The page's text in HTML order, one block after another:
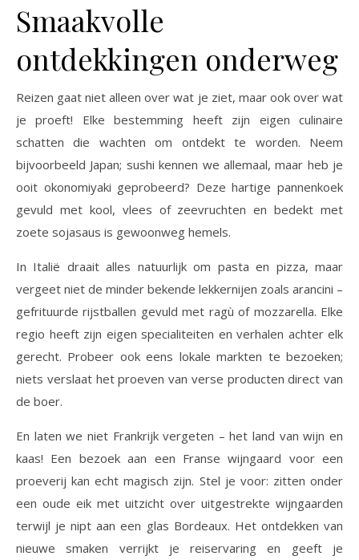
Smaakvolle
ontdekkingen onderweg
Reizen gaat niet alleen over wat je ziet, maar ook over wat
je proeft! Elke bestemming heeft zijn eigen culinaire
schatten die wachten om ontdekt te worden. Neem
bijvoorbeeld Japan; sushi kennen we allemaal, maar heb je
ooit okonomiyaki geprobeerd? Deze hartige pannenkoek
gevuld met kool, vlees of zeevruchten en bedekt met
zoete sojasaus is gewoonweg hemels.
In Italië draait alles natuurlijk om pasta en pizza, maar
vergeet niet de minder bekende lekkernijen zoals arancini –
gefrituurde rijstballen gevuld met ragù of mozzarella. Elke
regio heeft zijn eigen specialiteiten en verhalen achter elk
gerecht. Probeer ook eens lokale markten te bezoeken;
niets verslaat het proeven van verse producten direct van
de boer.
En laten we niet Frankrijk vergeten – het land van wijn en
kaas! Een bezoek aan een Franse wijngaard voor een
proeverij kan echt magisch zijn. Stel je voor: zitten onder
een oude eik met uitzicht over uitgestrekte wijngaarden
terwijl je nipt aan een glas Bordeaux. Het ontdekken van
nieuwe smaken verrijkt je reiservaring en geeft je